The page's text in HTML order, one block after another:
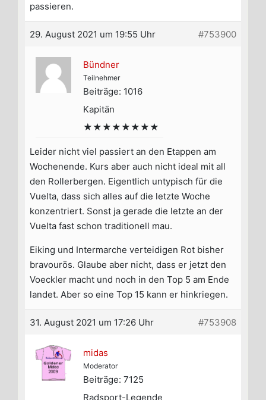
passieren.
29. August 2021 um 19:55 Uhr #753900
Bündner
Teilnehmer
Beiträge: 1016
Kapitän
★★★★★★★★
Leider nicht viel passiert an den Etappen am
Wochenende. Kurs aber auch nicht ideal mit all
den Rollerbergen. Eigentlich untypisch für die
Vuelta, dass sich alles auf die letzte Woche
konzentriert. Sonst ja gerade die letzte an der
Vuelta fast schon traditionell mau.
Eiking und Intermarche verteidigen Rot bisher
bravourös. Glaube aber nicht, dass er jetzt den
Voeckler macht und noch in den Top 5 am Ende
landet. Aber so eine Top 15 kann er hinkriegen.
31. August 2021 um 17:26 Uhr #753908
midas
Moderator
Beiträge: 7125
Radsport-Legende